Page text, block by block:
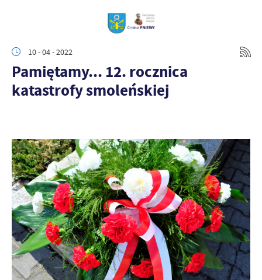
10 - 04 - 2022
Pamiętamy... 12. rocznica
katastrofy smoleńskiej